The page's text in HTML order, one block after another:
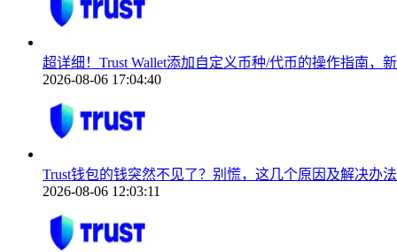
超详细！Trust Wallet添加自定义币种/代币的操作指南，
2026-08-06 17:04:40
Trust钱包的钱突然不见了？别慌，这几个原因及解决办法
2026-08-06 12:03:11